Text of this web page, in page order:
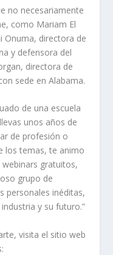
no necesariamente
como Mariam El
Onuma, directora de
y defensora del
directora de
sede en Alabama.
de una escuela
unos años de
de profesión o
los temas, te animo
gratuitos,
grupo de
personales inéditas,
y su futuro.”
visita el sitio web